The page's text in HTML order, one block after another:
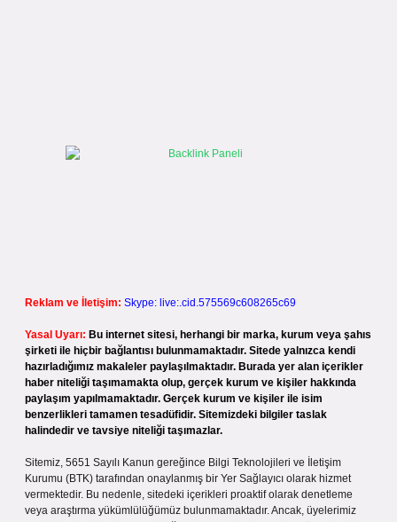
Reklam ve İletişim: Skype: live:.cid.575569c608265c69
Yasal Uyarı: Bu internet sitesi, herhangi bir marka, kurum veya şahıs
şirketi ile hiçbir bağlantısı bulunmamaktadır. Sitede yalnızca kendi
hazırladığımız makaleler paylaşılmaktadır. Burada yer alan içerikler
haber niteliği taşımamakta olup, gerçek kurum ve kişiler hakkında
paylaşım yapılmamaktadır. Gerçek kurum ve kişiler ile isim
benzerlikleri tamamen tesadüfidir. Sitemizdeki bilgiler taslak
halindedir ve tavsiye niteliği taşımazlar.
Sitemiz, 5651 Sayılı Kanun gereğince Bilgi Teknolojileri ve İletişim
Kurumu (BTK) tarafından onaylanmış bir Yer Sağlayıcı olarak hizmet
vermektedir. Bu nedenle, sitedeki içerikleri proaktif olarak denetleme
veya araştırma yükümlülüğümüz bulunmamaktadır. Ancak, üyelerimiz